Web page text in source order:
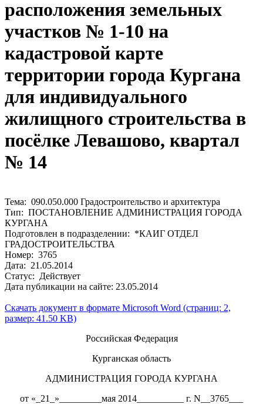
расположения земельных
участков № 1-10 на
кадастровой карте
территории города Кургана
для индивидуального
жилищного строительства в
посёлке Левашово, квартал
№ 14
Тема: 090.050.000 Градостроительство и архитектура
Тип: ПОСТАНОВЛЕНИЕ АДМИНИСТРАЦИЯ ГОРОДА
КУРГАНА
Подготовлен в подразделении: *КАИГ ОТДЕЛ
ГРАДОСТРОИТЕЛЬСТВА
Номер: 3765
Дата: 21.05.2014
Статус: Действует
Дата публикации на сайте: 23.05.2014
Скачать документ в формате Microsoft Word (страниц: 2,
размер: 41.50 KB)
Российская Федерация
Курганская область
АДМИНИСТРАЦИЯ ГОРОДА КУРГАНА
от «_21_»_________мая 2014__________ г. N__3765___